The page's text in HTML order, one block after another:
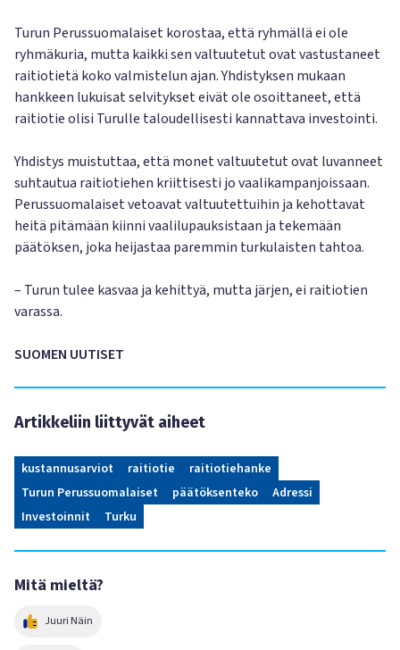
Turun Perussuomalaiset korostaa, että ryhmällä ei ole
ryhmäkuria, mutta kaikki sen valtuutetut ovat vastustaneet
raitiotietä koko valmistelun ajan. Yhdistyksen mukaan
hankkeen lukuisat selvitykset eivät ole osoittaneet, että
raitiotie olisi Turulle taloudellisesti kannattava investointi.
Yhdistys muistuttaa, että monet valtuutetut ovat luvanneet
suhtautua raitiotiehen kriittisesti jo vaalikampanjoissaan.
Perussuomalaiset vetoavat valtuutettuihin ja kehottavat
heitä pitämään kiinni vaalilupauksistaan ja tekemään
päätöksen, joka heijastaa paremmin turkulaisten tahtoa.
– Turun tulee kasvaa ja kehittyä, mutta järjen, ei raitiotien
varassa.
SUOMEN UUTISET
Artikkeliin liittyvät aiheet
kustannusarviot raitiotie
raitiotiehanke
Turun Perussuomalaiset
päätöksenteko
Adressi
Investoinnit
Turku
Mitä mieltä?
Juuri Näin